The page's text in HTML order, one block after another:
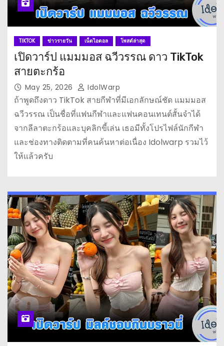
TIKTOK ข่าวรายวัน เน็ตไอดอล โพสต์ล่าสุด
เปิดวาร์ป แมมมอส ฉวีวรรณ ดาว TikTok
สายตะกร้อ
May 25, 2026 IdolWarp
ถ้าพูดถึงดาว TikTok สายกีฬาที่มีเอกลักษณ์ชัด แมมมอส
ฉวีวรรณ เป็นชื่อที่แฟนกีฬาและแฟนคอนเทนต์สั้นจำได้
จากลีลาตะกร้อและบุคลิกขี้เล่น เธอมีทั้งโปรไฟล์นักกีฬา
และช่องทางติดตามที่คนค้นหาต่อเนื่อง Idolwarp รวมไว้
ให้แล้วครับ